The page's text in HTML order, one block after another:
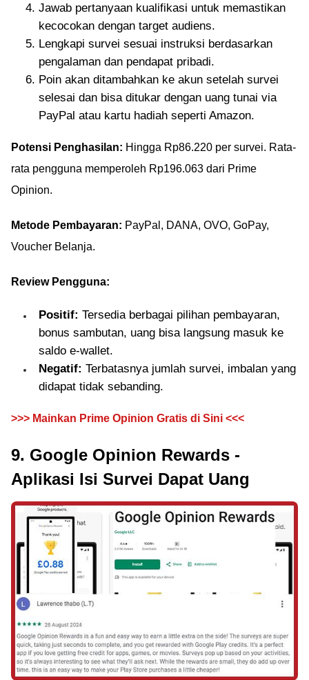
Jawab pertanyaan kualifikasi untuk memastikan
kecocokan dengan target audiens.
Lengkapi survei sesuai instruksi berdasarkan
pengalaman dan pendapat pribadi.
Poin akan ditambahkan ke akun setelah survei
selesai dan bisa ditukar dengan uang tunai via
PayPal atau kartu hadiah seperti Amazon.
Potensi Penghasilan: Hingga Rp86.220 per survei. Rata-
rata pengguna memperoleh Rp196.063 dari Prime
Opinion.
Metode Pembayaran: PayPal, DANA, OVO, GoPay,
Voucher Belanja.
Review Pengguna:
Positif: Tersedia berbagai pilihan pembayaran,
bonus sambutan, uang bisa langsung masuk ke
saldo e-wallet.
Negatif: Terbatasnya jumlah survei, imbalan yang
didapat tidak sebanding.
>>> Mainkan Prime Opinion Gratis di Sini <<<
9. Google Opinion Rewards -
Aplikasi Isi Survei Dapat Uang